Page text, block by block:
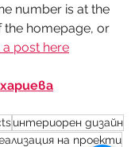
number is at the
homepage, or
post here
интериорен дизайн
на проекти